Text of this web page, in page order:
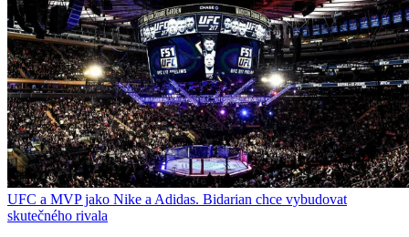
UFC a MVP jako Nike a Adidas. Bidarian chce vybudovat
skutečného rivala